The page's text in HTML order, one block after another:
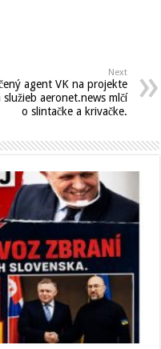
Next
agent VK na projekte
služieb aeronet.news mlčí
o slintačke a krivačke.